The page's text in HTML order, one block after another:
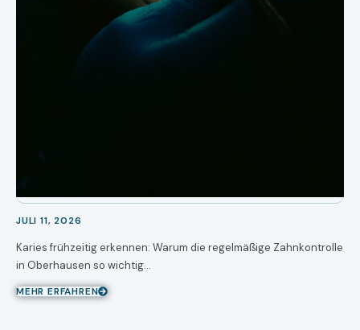
JULI 11, 2026
Karies frühzeitig erkennen: Warum die regelmäßige Zahnkontrolle
in Oberhausen so wichtig…
MEHR ERFAHREN